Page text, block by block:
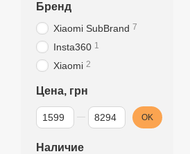
Бренд
Xiaomi SubBrand 7
Insta360 1
Xiaomi 2
Цена, грн
От Цена, грн
До Цена, грн OK
Наличие